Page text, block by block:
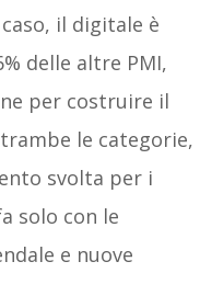
il digitale è
delle altre PMI,
per costruire il
le categorie,
svolta per i
solo con le
e nuove